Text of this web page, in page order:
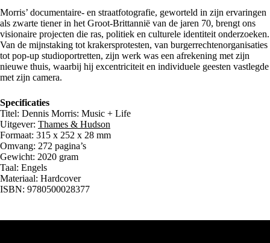
Morris’ documentaire- en straatfotografie, geworteld in zijn ervaringen
als zwarte tiener in het Groot-Brittannië van de jaren 70, brengt ons
visionaire projecten die ras, politiek en culturele identiteit onderzoeken.
Van de mijnstaking tot krakersprotesten, van burgerrechtenorganisaties
tot pop-up studioportretten, zijn werk was een afrekening met zijn
nieuwe thuis, waarbij hij excentriciteit en individuele geesten vastlegde
met zijn camera.
Specificaties
Titel: Dennis Morris: Music + Life
Uitgever: Thames & Hudson
Formaat: 315 x 252 x 28 mm
Omvang: 272 pagina’s
Gewicht: 2020 gram
Taal: Engels
Materiaal: Hardcover
ISBN: 9780500028377